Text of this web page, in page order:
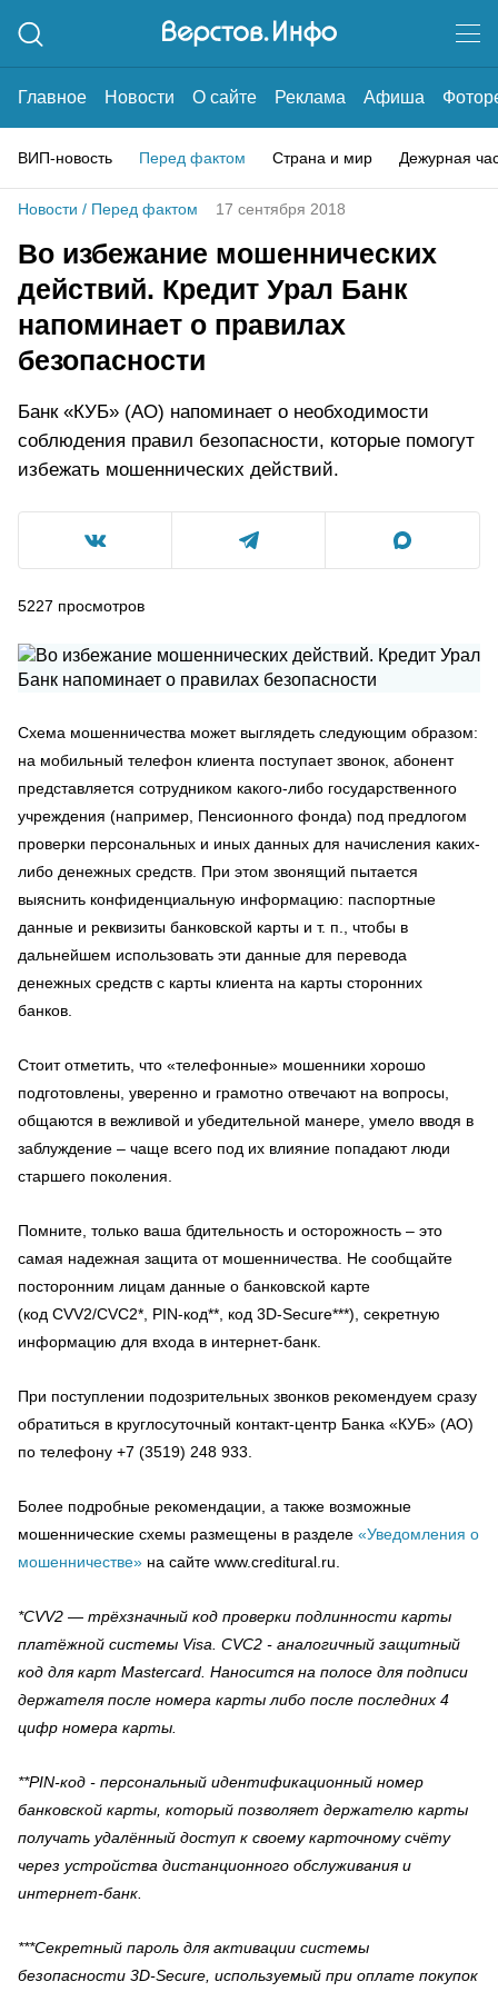
Главное Новости О сайте Реклама Афиша
ВИП-новость Перед фактом Страна и мир Дежурная
Новости / Перед фактом 17 сентября 2018
Во избежание мошеннических
действий. Кредит Урал Банк
напоминает о правилах
безопасности
Банк «КУБ» (АО) напоминает о необходимости
соблюдения правил безопасности, которые помогут
избежать мошеннических действий.
5227 просмотров
Схема мошенничества может выглядеть следующим образом:
на мобильный телефон клиента поступает звонок, абонент
представляется сотрудником какого-либо государственного
учреждения (например, Пенсионного фонда) под предлогом
проверки персональных и иных данных для начисления каких-
либо денежных средств. При этом звонящий пытается
выяснить конфиденциальную информацию: паспортные
данные и реквизиты банковской карты и т. п., чтобы в
дальнейшем использовать эти данные для перевода
денежных средств с карты клиента на карты сторонних
банков.
Стоит отметить, что «телефонные» мошенники хорошо
подготовлены, уверенно и грамотно отвечают на вопросы,
общаются в вежливой и убедительной манере, умело вводя в
заблуждение – чаще всего под их влияние попадают люди
старшего поколения.
Помните, только ваша бдительность и осторожность – это
самая надежная защита от мошенничества. Не сообщайте
посторонним лицам данные о банковской карте
(код CVV2/CVC2*, PIN-код**, код 3D-Secure***), секретную
информацию для входа в интернет-банк.
При поступлении подозрительных звонков рекомендуем сразу
обратиться в круглосуточный контакт-центр Банка «КУБ» (АО)
по телефону +7 (3519) 248 933.
Более подробные рекомендации, а также возможные
мошеннические схемы размещены в разделе «Уведомления о
мошенничестве» на сайте www.creditural.ru.
*CVV2 — трёхзначный код проверки подлинности карты
платёжной системы Visa. CVC2 - аналогичный защитный
код для карт Mastercard. Наносится на полосе для подписи
держателя после номера карты либо после последних 4
цифр номера карты.
**PIN-код - персональный идентификационный номер
банковской карты, который позволяет держателю карты
получать удалённый доступ к своему карточному счёту
через устройства дистанционного обслуживания и
интернет-банк.
***Секретный пароль для активации системы
безопасности 3D-Secure, используемый при оплате покупок